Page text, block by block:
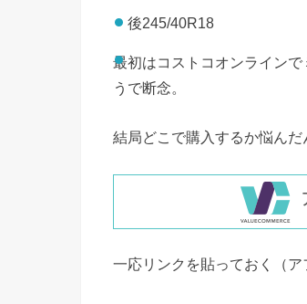
後245/40R18
最初はコストコオンライン
うで断念。
結局どこで購入するか悩んだ
一応リンクを貼っておく（ア